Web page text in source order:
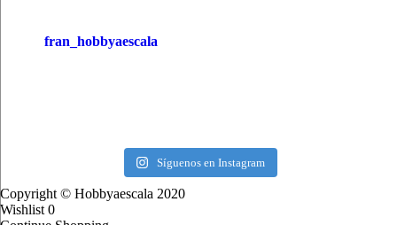
fran_hobbyaescala
Síguenos en Instagram
Copyright © Hobbyaescala 2020
Wishlist0